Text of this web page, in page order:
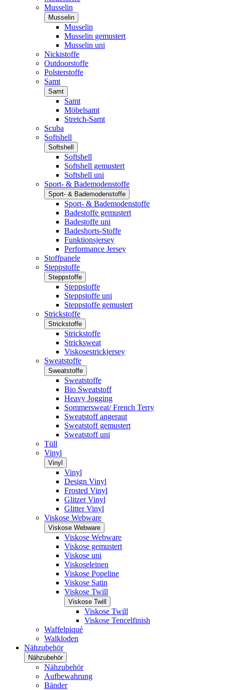
Musselin
Musselin
Musselin
Musselin gemustert
Musselin uni
Nickistoffe
Outdoorstoffe
Polsterstoffe
Samt
Samt
Samt
Möbelsamt
Stretch-Samt
Scuba
Softshell
Softshell
Softshell
Softshell gemustert
Softshell uni
Sport- & Bademodenstoffe
Sport- & Bademodenstoffe
Sport- & Bademodenstoffe
Badestoffe gemustert
Badestoffe uni
Badeshorts-Stoffe
Funktionsjersey
Performance Jersey
Stoffpanele
Steppstoffe
Steppstoffe
Steppstoffe
Steppstoffe uni
Steppstoffe gemustert
Strickstoffe
Strickstoffe
Strickstoffe
Stricksweat
Viskosestrickjersey
Sweatstoffe
Sweatstoffe
Sweatstoffe
Bio Sweatstoff
Heavy Jogging
Sommersweat/ French Terry
Sweatstoff angeraut
Sweatstoff gemustert
Sweatstoff uni
Tüll
Vinyl
Vinyl
Vinyl
Design Vinyl
Frosted Vinyl
Glitzer Vinyl
Glitter Vinyl
Viskose Webware
Viskose Webware
Viskose Webware
Viskose gemustert
Viskose uni
Viskoseleinen
Viskose Popeline
Viskose Satin
Viskose Twill
Viskose Twill
Viskose Twill
Viskose Tencelfinish
Waffelpiqué
Walkloden
Nähzubehör
Nähzubehör
Nähzubehör
Aufbewahrung
Bänder